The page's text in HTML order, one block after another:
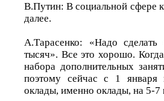
В.Путин: В социальной сфере
далее.
А.Тарасенко: «Надо
тысяч». Все это хорошо.
набора дополнительных
поэтому сейчас с 1
оклады, именно оклады, на 5-7